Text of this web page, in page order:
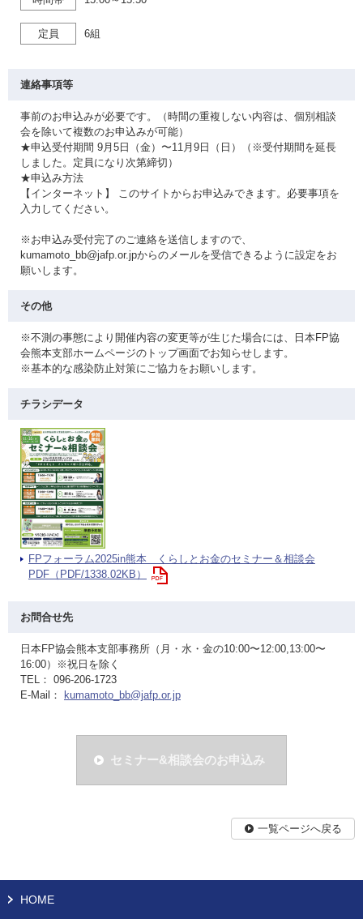
定員 6組
連絡事項等
事前のお申込みが必要です。（時間の重複しない内容は、個別相談
会を除いて複数のお申込みが可能）
★申込受付期間 9月5日（金）〜11月9日（日）（※受付期間を延長
しました。定員になり次第締切）
★申込み方法
【インターネット】 このサイトからお申込みできます。必要事項を
入力してください。
※お申込み受付完了のご連絡を送信しますので、
kumamoto_bb@jafp.or.jpからのメールを受信できるように設定をお
願いします。
その他
※不測の事態により開催内容の変更等が生じた場合には、日本FP協
会熊本支部ホームページのトップ画面でお知らせします。
※基本的な感染防止対策にご協力をお願いします。
チラシデータ
FPフォーラム2025in熊本 くらしとお金のセミナー＆相談会
PDF（PDF/1338.02KB）
お問合せ先
日本FP協会熊本支部事務所（月・水・金の10:00〜12:00,13:00〜
16:00）※祝日を除く
TEL： 096-206-1723
E-Mail：
kumamoto_bb@jafp.or.jp
セミナー&相談会のお申込み
一覧ページへ戻る
HOME